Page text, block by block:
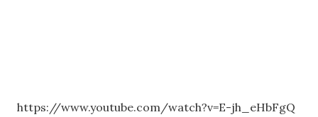
https://www.youtube.com/watch?v=E-jh_eHbFgQ